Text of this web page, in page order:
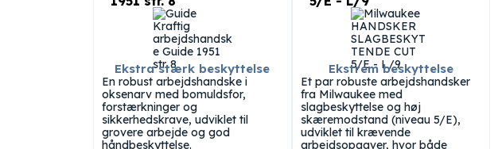
Ekstra stærk beskyttelse
En robust arbejdshandske i
oksenarv med bomuldsfor,
forstærkninger og
sikkerhedskrave, udviklet til
grovere arbejde og god
håndbeskyttelse.
Ekstrem beskyttelse
Et par robuste arbejdshandsker
fra Milwaukee med
slagbeskyttelse og høj
skæremodstand (niveau 5/E),
udviklet til krævende
arbejdsopgaver, hvor både